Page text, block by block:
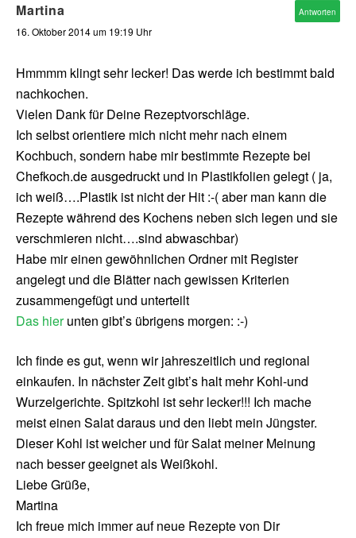
Martina
16. Oktober 2014 um 19:19 Uhr
Hmmmm klingt sehr lecker! Das werde ich bestimmt bald
nachkochen.
Vielen Dank für Deine Rezeptvorschläge.
Ich selbst orientiere mich nicht mehr nach einem
Kochbuch, sondern habe mir bestimmte Rezepte bei
Chefkoch.de ausgedruckt und in Plastikfolien gelegt ( ja,
ich weiß….Plastik ist nicht der Hit :-( aber man kann die
Rezepte während des Kochens neben sich legen und sie
verschmieren nicht….sind abwaschbar)
Habe mir einen gewöhnlichen Ordner mit Register
angelegt und die Blätter nach gewissen Kriterien
zusammengefügt und unterteilt
Das hierunten gibt’s übrigens morgen: :-)
Ich finde es gut, wenn wir jahreszeitlich und regional
einkaufen. In nächster Zeit gibt’s halt mehr Kohl-und
Wurzelgerichte. Spitzkohl ist sehr lecker!!! Ich mache
meist einen Salat daraus und den liebt mein Jüngster.
Dieser Kohl ist weicher und für Salat meiner Meinung
nach besser geeignet als Weißkohl.
Liebe Grüße,
Martina
Ich freue mich immer auf neue Rezepte von Dir
Antworten